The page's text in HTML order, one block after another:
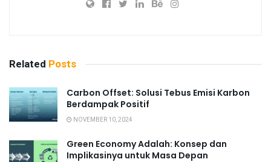
Related Posts
Carbon Offset: Solusi Tebus Emisi Karbon
Berdampak Positif
NOVEMBER 10, 2024
Green Economy Adalah: Konsep dan
Implikasinya untuk Masa Depan